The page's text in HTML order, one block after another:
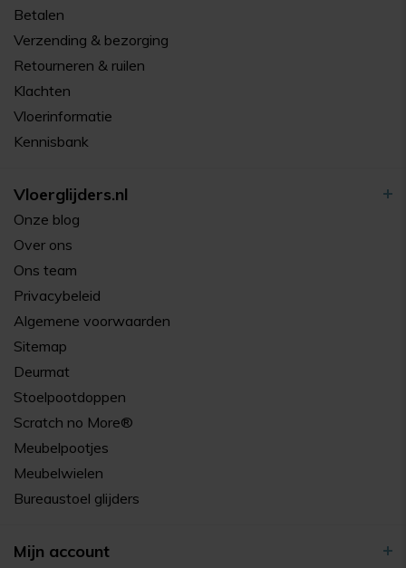
Betalen
Verzending & bezorging
Retourneren & ruilen
Klachten
Vloerinformatie
Kennisbank
Vloerglijders.nl
Onze blog
Over ons
Ons team
Privacybeleid
Algemene voorwaarden
Sitemap
Deurmat
Stoelpootdoppen
Scratch no More®
Meubelpootjes
Meubelwielen
Bureaustoel glijders
Mijn account